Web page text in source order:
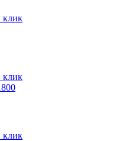
клик
клик
клик